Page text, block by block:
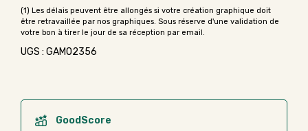
UGS : GAMO2356
GoodScore